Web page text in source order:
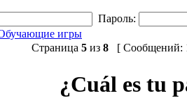
Пароль:
игры
Страница 5 из 8 [ Сообщений:
¿Cuál es tu